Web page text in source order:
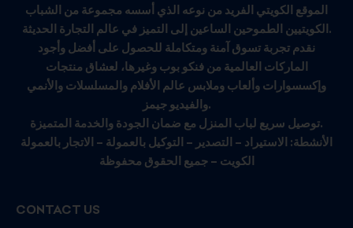
الموقع الكويتي الفريد من نوعه الذي أسسه مجموعة من الشباب
الكويتيين الطموحين الساعين إلى التميز في عالم التجارة الحديثة.
نقدم تجربة تسوق آمنة ومتكاملة للحصول على أفضل وأجود
الماركات العالمية من فنكو بوب وغيرها، لعشاق منتجات
وإكسسوارات وألعاب وملابس عالم الأفلام والمسلسلات والأنمي
والفيديو جيمز.
توصيل سريع لباب المنزل مع ضمان الجودة والخدمة المتميزة.
الأنشطة: الاستيراد – التصدير – التوكيل بالعمولة – الاتجار بالعمولة
الكويت – جميع الحقوق محفوظة
CONTACT US